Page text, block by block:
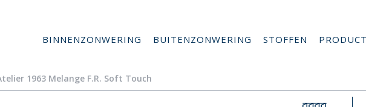
BINNENZONWERING BUITENZONWERING STOFFEN
1963 Melange F.R. Soft Touch